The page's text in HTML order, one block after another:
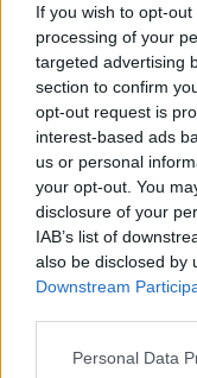
If you wish to opt-
processing of your
targeted advertising
section to confirm
opt-out request is
interest-based ads
us or personal
your opt-out. You
disclosure of your
IAB’s list of
also be disclosed by
Downstream
Personal Data